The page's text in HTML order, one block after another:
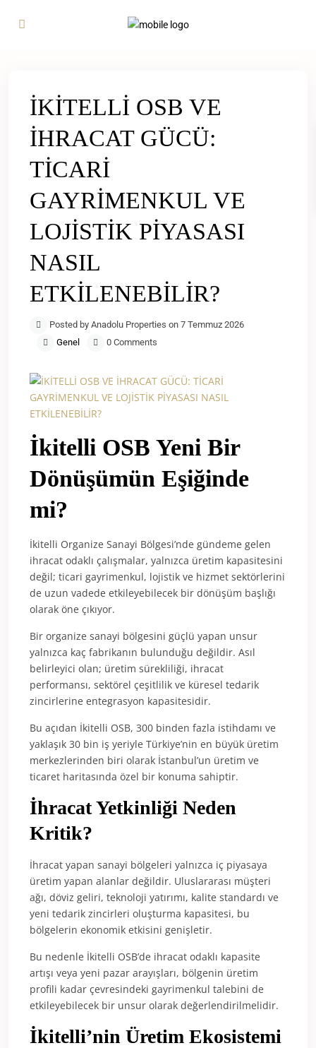
İKİTELLİ OSB VE
İHRACAT GÜCÜ:
TİCARİ
GAYRİMENKUL VE
LOJİSTİK PİYASASI
NASIL
ETKİLENEBİLİR?
Posted by Anadolu Properties on 7 Temmuz 2026
Genel
0 Comments
İkitelli OSB Yeni Bir
Dönüşümün Eşiğinde
mi?
İkitelli Organize Sanayi Bölgesi’nde gündeme gelen
ihracat odaklı çalışmalar, yalnızca üretim kapasitesini
değil; ticari gayrimenkul, lojistik ve hizmet sektörlerini
de uzun vadede etkileyebilecek bir dönüşüm başlığı
olarak öne çıkıyor.
Bir organize sanayi bölgesini güçlü yapan unsur
yalnızca kaç fabrikanın bulunduğu değildir. Asıl
belirleyici olan; üretim sürekliliği, ihracat
performansı, sektörel çeşitlilik ve küresel tedarik
zincirlerine entegrasyon kapasitesidir.
Bu açıdan İkitelli OSB, 300 binden fazla istihdamı ve
yaklaşık 30 bin iş yeriyle Türkiye’nin en büyük üretim
merkezlerinden biri olarak İstanbul’un üretim ve
ticaret haritasında özel bir konuma sahiptir.
İhracat Yetkinliği Neden
Kritik?
İhracat yapan sanayi bölgeleri yalnızca iç piyasaya
üretim yapan alanlar değildir. Uluslararası müşteri
ağı, döviz geliri, teknoloji yatırımı, kalite standardı ve
yeni tedarik zincirleri oluşturma kapasitesi, bu
bölgelerin ekonomik etkisini genişletir.
Bu nedenle İkitelli OSB’de ihracat odaklı kapasite
artışı veya yeni pazar arayışları, bölgenin üretim
profili kadar çevresindeki gayrimenkul talebini de
etkileyebilecek bir unsur olarak değerlendirilmelidir.
İkitelli’nin Üretim Ekosistemi